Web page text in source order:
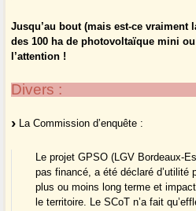
Jusqu’au bout (mais est-ce vraiment
des 100 ha de photovoltaïque mini
l’attention !
Divers :
La Commission d’enquête :
Le projet GPSO (LGV Bordeaux-
pas financé, a été déclaré d’utilité
plus ou moins long terme et
le territoire. Le SCoT n’a fait